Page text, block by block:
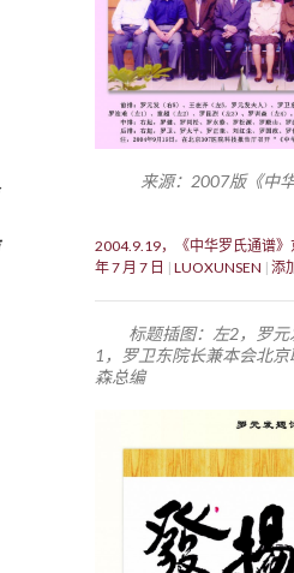
来源：2007版《中
2004.9.19，《中华罗氏通谱
年 7 月 7 日
LUOXUNSEN 添
标题插图：左2，罗
1，罗卫东院长兼本会北
森总编